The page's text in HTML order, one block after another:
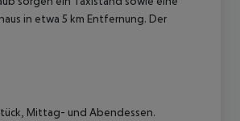
in etwa 5 km Entfernung. Der
Mittag- und Abendessen.